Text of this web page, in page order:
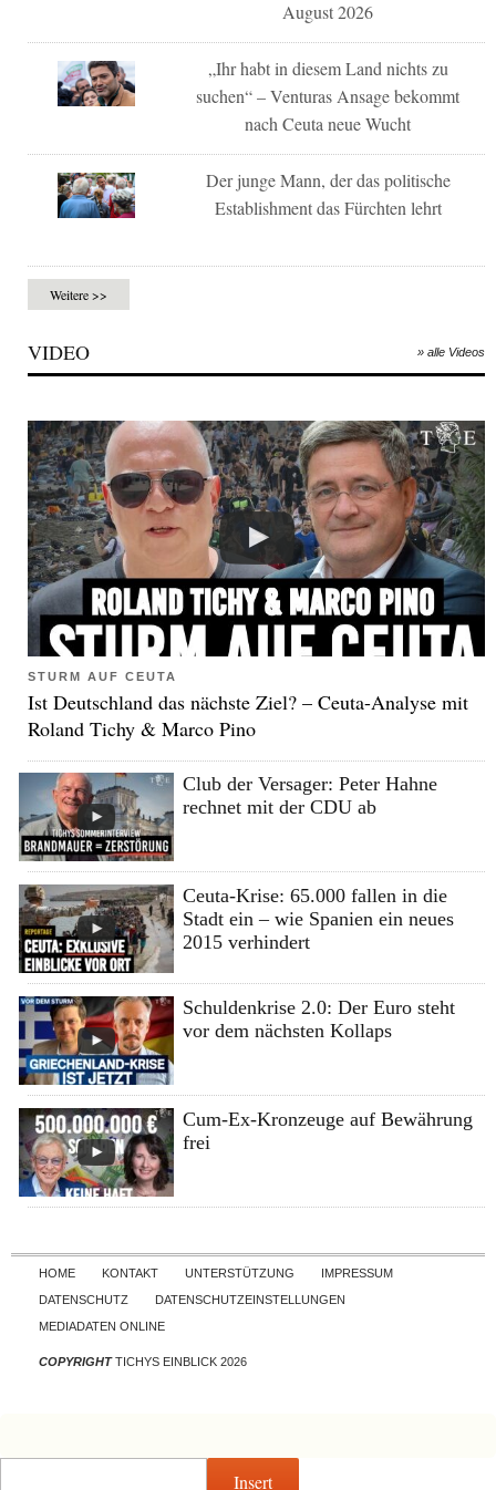
August 2026
„Ihr habt in diesem Land nichts zu
suchen“ – Venturas Ansage bekommt
nach Ceuta neue Wucht
Der junge Mann, der das politische
Establishment das Fürchten lehrt
Weitere >>
VIDEO » alle Videos
STURM AUF CEUTA
Ist Deutschland das nächste Ziel? – Ceuta-Analyse mit
Roland Tichy & Marco Pino
Club der Versager: Peter Hahne
rechnet mit der CDU ab
Ceuta-Krise: 65.000 fallen in die
Stadt ein – wie Spanien ein neues
2015 verhindert
Schuldenkrise 2.0: Der Euro steht
vor dem nächsten Kollaps
Cum-Ex-Kronzeuge auf Bewährung
frei
Skip to content
HOME KONTAKT UNTERSTÜTZUNG
IMPRESSUM
DATENSCHUTZ
DATENSCHUTZEINSTELLUNGEN
MEDIADATEN ONLINE
COPYRIGHTTICHYS EINBLICK 2026
Insert